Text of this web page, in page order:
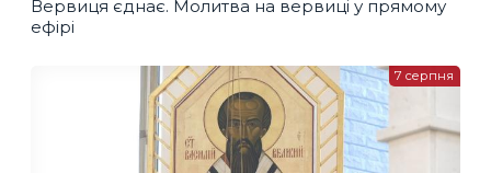
Вервиця єднає. Молитва на вервиці у прямому
ефірі
7 серпня